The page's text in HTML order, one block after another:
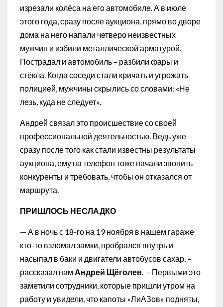
изрезали колёса на его автомобиле. А в июле
этого года, сразу после аукциона, прямо во дворе
дома на него напали четверо неизвестных
мужчин и избили металлической арматурой.
Пострадал и автомобиль – разбили фары и
стёкла. Когда соседи стали кричать и угрожать
полицией, мужчины скрылись со словами: «Не
лезь, куда не следует».
Андрей связал это происшествие со своей
профессиональной деятельностью. Ведь уже
сразу после того как стали известны результаты
аукциона, ему на телефон тоже начали звонить
конкуренты и требовать, чтобы он отказался от
маршрута.
ПРИШЛОСЬ НЕСЛАДКО
— А в ночь с 18-го на 19 ноября в нашем гараже
кто-то взломал замки, пробрался внутрь и
насыпал в баки и двигатели автобусов сахар, –
рассказал нам Андрей Щёголев. – Первыми это
заметили сотрудники, которые пришли утром на
работу и увидели, что капоты «ЛиАЗов» подняты,